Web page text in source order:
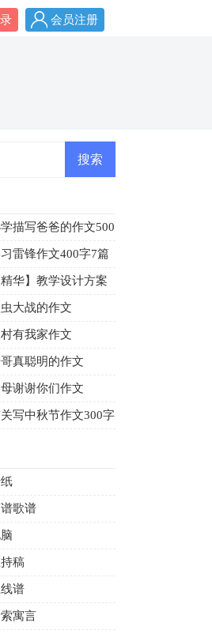
会员注册
描写爸爸的作文500
篇雷锋作文400字7篇
精华】教学设计方案
汇总七篇
虫大战的作文
有我家作文
真聪明的作文
谢谢你们作文
写中秋节作文300字
歌谱
稿
谱
寓言